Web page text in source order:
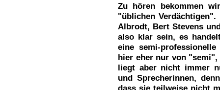
Zu hören bekommen
"üblichen
Albrodt, Bert Stevens
also klar sein, es
eine semi-
hier eher nur von
liegt aber nicht immer
und Sprecherinnen,
dass sie teilweise nicht